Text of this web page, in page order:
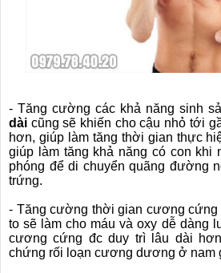
- Tăng cường các khả năng sinh
dài cũng sẽ khiến cho cậu nhỏ tới
hơn, giúp làm tăng thời gian thực
giúp làm tăng khả năng có con khi
phóng để di chuyển quãng đường
trứng.
- Tăng cường thời gian cương
to sẽ làm cho máu và oxy dễ dàng
cương cứng đc duy trì lâu dài
chứng rối loạn cương dương ở nam
❅